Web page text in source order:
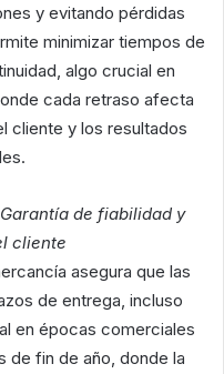
y evitando pérdidas
minimizar tiempos de
algo crucial en
cada retraso afecta
cliente y los resultados
de fiabilidad y
cliente
asegura que las
de entrega, incluso
en épocas comerciales
de fin de año, donde la